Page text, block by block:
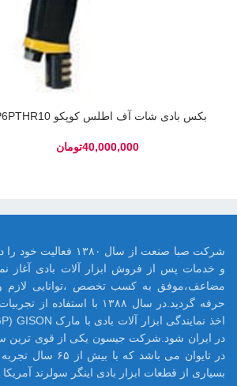
بکس بادی شات آف اطلس کوپکو EP6PTHR10
تومان
شرکت صبا صنعت از سال
و خدمات پس از فروش ابزار آلات بادی آغاز
مضاعف،موفق به کسب تخصص ،توانایی لازم
حرفه گردید.در سال ۱۳۸۸ با
در ایران شود.شرکت جیسون یکی از قوی ترین
در تایوان می باشد که
بسیاری از قطعات ابزار بادی اینگر سولرند آمریکا